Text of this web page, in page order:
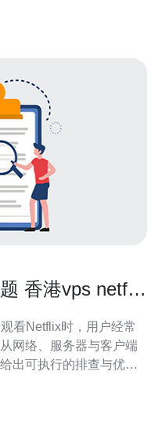
香港vps netflix
看Netflix时，用户经常
网络、服务器与客户端
出可执行的排查与优化
常由延迟（latency）、